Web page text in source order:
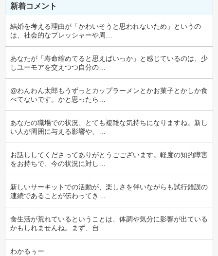
新着コメント
結婚を考える理由が「かわいそうと思われないため」というの
は、社会的なプレッシャーや周…
あなたが「寿命縮めてると思えばいっか」と感じているのは、少
しユーモアを交えつつ自分の…
@わんわん太郎もうずっとカップラーメンとかお菓子とかしか食
べてないです。かと思ったら…
あなたの職場での状況、とても複雑な気持ちになりますね。新し
い人が周囲に与える影響や、…
お話ししてくださってありがとうごございます。軽度の知的障害
をお持ちで、今の状況に対し…
新しいサーキットでの活動が、楽しさを伴いながらも試行錯誤の
連続であることが伝わってき…
食生活が荒れているということは、体調や気分に影響が出ている
かもしれませんね。まず、自…
わかるぅー